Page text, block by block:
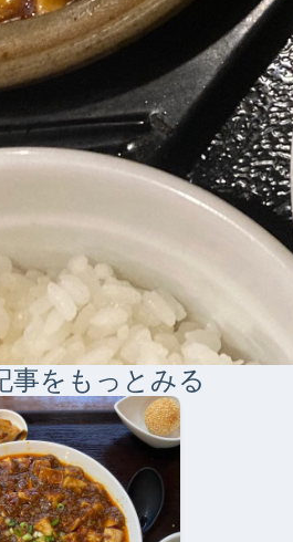
事をもっとみる